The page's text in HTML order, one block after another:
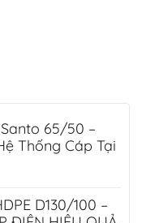
65/50 –
Thống Cáp Tại
D130/100 –